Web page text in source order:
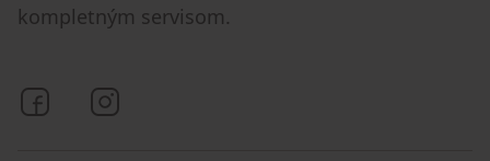
kompletným servisom.
Bezrealitky na Facebooku